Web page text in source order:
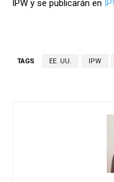
IPW y se publicarán en
TAGS EE. UU. IPW